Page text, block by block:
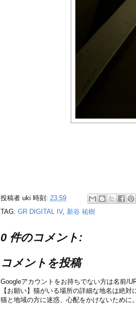
投稿者 uki 時刻: 23:59
TAG: GR DIGITAL IV, 新谷 祐樹
0 件のコメント:
コメントを投稿
Googleアカウントをお持ちでない方は名前/
【お願い】猫がいる場所の詳細な地名は絶対
猫と地域の方に迷惑、心配をかけないために。